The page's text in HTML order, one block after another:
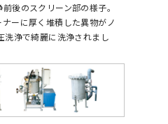
後のスクリーン部の様子。
ーに厚く堆積した異物がノ
洗浄で綺麗に洗浄されまし
間は異なります。